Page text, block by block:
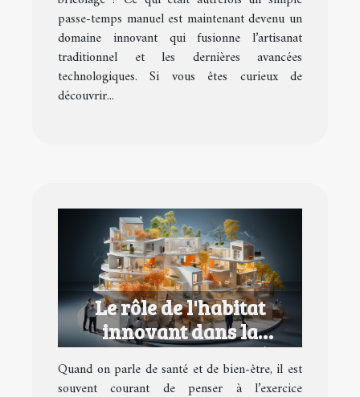
passe-temps manuel est maintenant devenu un
domaine innovant qui fusionne l’artisanat
traditionnel et les dernières avancées
technologiques. Si vous êtes curieux de
découvrir...
Le rôle de l'habitat
innovant dans la
promotion de la santé et
du bien-être
Quand on parle de santé et de bien-être, il est
souvent courant de penser à l’exercice